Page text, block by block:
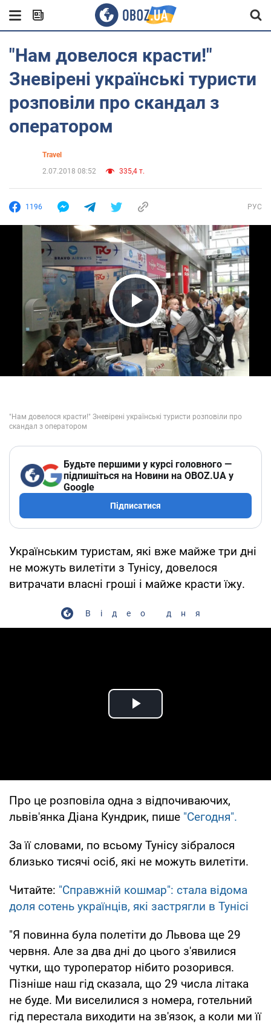
"Нам довелося красти!"
Зневірені українські туристи
розповіли про скандал з
оператором
Travel
2.07.2018 08:52
335,4 т.
1196 РУС
Play Video
Будьте першими у курсі головного —
підпишіться на Новини на OBOZ.UA у
Google
Підписатися
Українським туристам, які вже майже три дні
не можуть вилетіти з Тунісу, довелося
витрачати власні гроші і майже красти їжу.
Відео дня
Play Video
Про це розповіла одна з відпочиваючих,
львів'янка Діана Кундрик, пише "Сегодня".
За її словами, по всьому Тунісу зібралося
близько тисячі осіб, які не можуть вилетіти.
Читайте: "Справжній кошмар": стала відома
доля сотень українців, які застрягли в Тунісі
"Я повинна була полетіти до Львова ще 29
червня. Але за два дні до цього з'явилися
чутки, що туроператор нібито розорився.
Пізніше наш гід сказала, що 29 числа літака
не буде. Ми виселилися з номера, готельний
гід перестала виходити на зв'язок, а коли ми її